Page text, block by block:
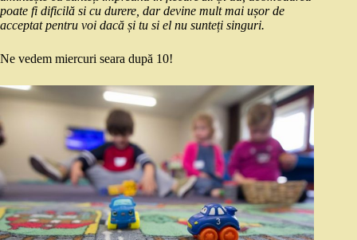
poate fi dificilă si cu durere, dar devine mult mai ușor de
acceptat pentru voi dacă și tu si el nu sunteți singuri.
Ne vedem miercuri seara după 10!